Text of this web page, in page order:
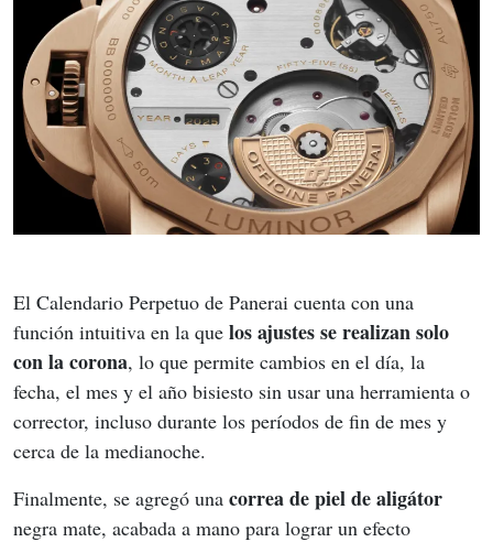
El Calendario Perpetuo de Panerai cuenta con una
función intuitiva en la que los ajustes se realizan solo
con la corona, lo que permite cambios en el día, la
fecha, el mes y el año bisiesto sin usar una herramienta o
corrector, incluso durante los períodos de fin de mes y
cerca de la medianoche.
Finalmente, se agregó una correa de piel de aligátor
negra mate, acabada a mano para lograr un efecto